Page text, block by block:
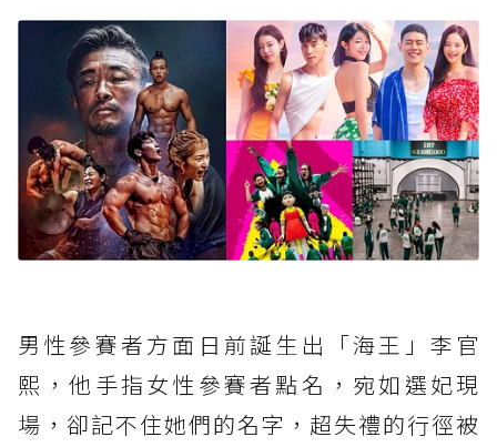
男性參賽者方面日前誕生出「海王」李官
熙，他手指女性參賽者點名，宛如選妃現
場，卻記不住她們的名字，超失禮的行徑被